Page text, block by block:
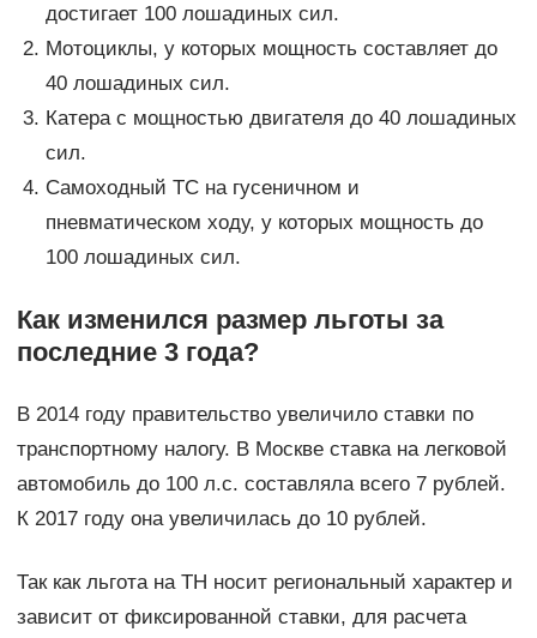
достигает 100 лошадиных сил.
Мотоциклы, у которых мощность составляет до
40 лошадиных сил.
Катера с мощностью двигателя до 40 лошадиных
сил.
Самоходный ТС на гусеничном и
пневматическом ходу, у которых мощность до
100 лошадиных сил.
Как изменился размер льготы за
последние 3 года?
В 2014 году правительство увеличило ставки по
транспортному налогу. В Москве ставка на легковой
автомобиль до 100 л.с. составляла всего 7 рублей.
К 2017 году она увеличилась до 10 рублей.
Так как льгота на ТН носит региональный характер и
зависит от фиксированной ставки, для расчета